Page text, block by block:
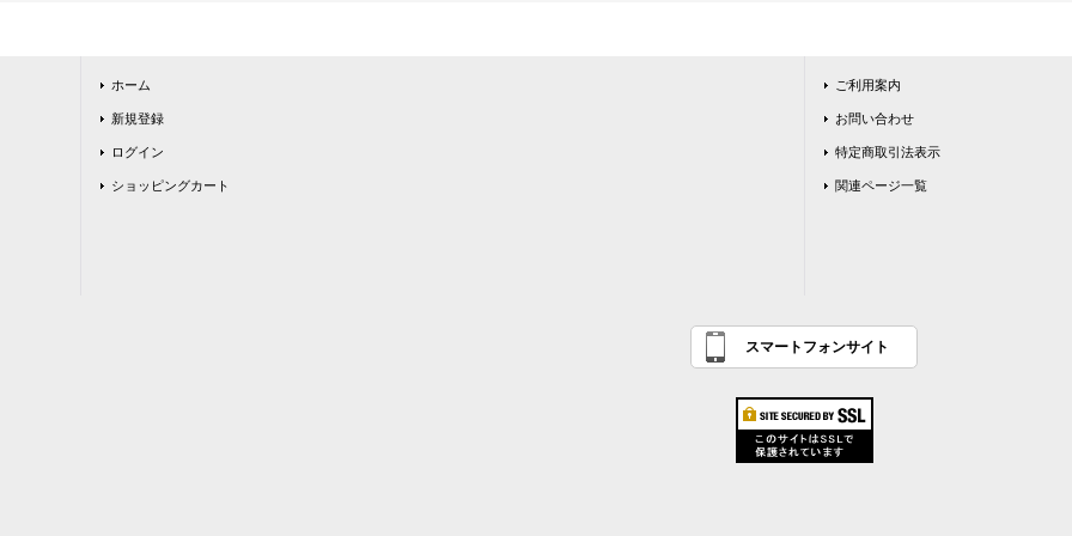
ホーム
新規登録
ログイン
ショッピングカート
ご利用案内
お問い合わせ
特定商取引法表示
関連ページ一覧
スマートフォンサイト